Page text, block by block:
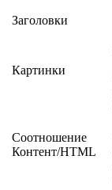
Заголовки
Картинки
Соотношение
Контент/HTML